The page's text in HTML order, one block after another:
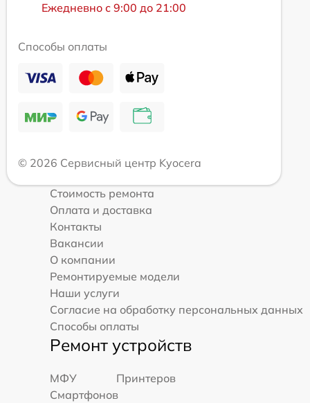
Ежедневно с 9:00 до 21:00
Способы оплаты
© 2026 Сервисный центр Kyocera
Стоимость ремонта
Оплата и доставка
Контакты
Вакансии
О компании
Ремонтируемые модели
Наши услуги
Согласие на обработку персональных данных
Способы оплаты
Ремонт устройств
МФУ
Принтеров
Смартфонов